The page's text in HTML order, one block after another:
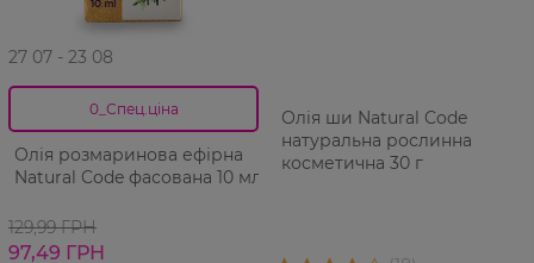
27 07 - 23 08
0_Спец.ціна
Олія розмаринова ефірна
Natural Code фасована 10 мл
129,99 ГРН
97,49 ГРН
Олія ши Natural Code
натуральна рослинна
косметична 30 г